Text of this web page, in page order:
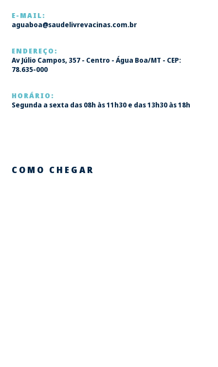
E-MAIL:
aguaboa@saudelivrevacinas.com.br
ENDEREÇO:
Av Júlio Campos, 357 - Centro - Água Boa/MT - CEP:
78.635-000
HORÁRIO:
Segunda a sexta das 08h às 11h30 e das 13h30 às 18h
COMO CHEGAR